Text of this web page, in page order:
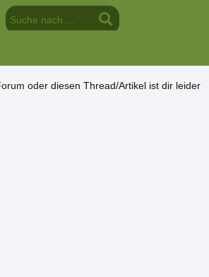
oder diesen Thread/Artikel ist dir leider